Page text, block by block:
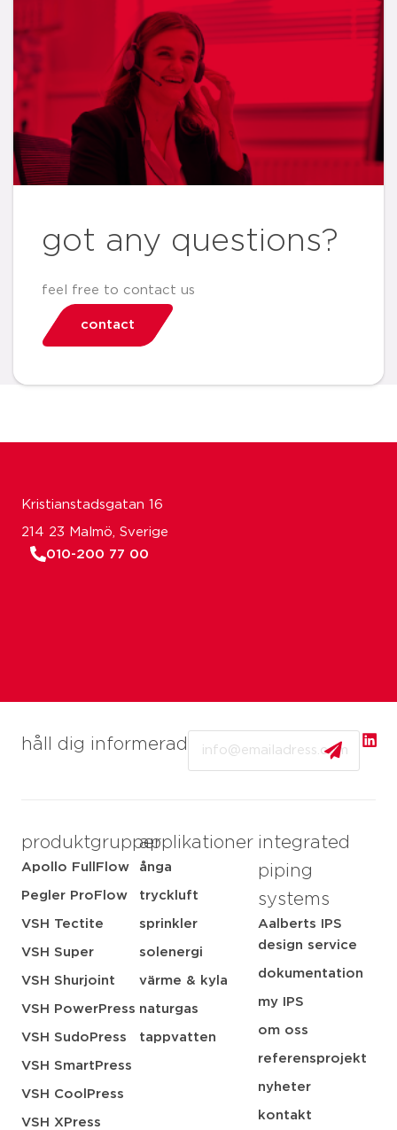
got any questions?
feel free to contact us
contact
håll dig informerad
produktgrupper
Apollo FullFlow
Pegler ProFlow
VSH Tectite
VSH Super
VSH Shurjoint
VSH PowerPress
VSH SudoPress
VSH SmartPress
VSH CoolPress
VSH XPress
applikationer
ånga
tryckluft
sprinkler
solenergi
värme & kyla
naturgas
tappvatten
integrated
piping
systems
Aalberts IPS
design service
dokumentation
my IPS
om oss
referensprojekt
nyheter
kontakt
Kristianstadsgatan 16
214 23 Malmö, Sverige
010-200 77 00